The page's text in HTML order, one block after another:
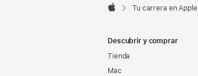

Tu carrera en Apple
Descubrir y comprar
Tienda
Mac